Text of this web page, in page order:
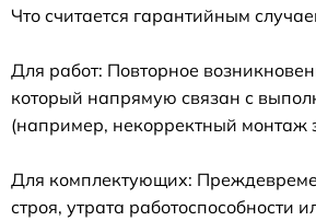
Что считается гарантийным
Для работ: Повторное
который напрямую связан с
(например, некорректный монтаж
Для комплектующих:
строя, утрата работоспособности